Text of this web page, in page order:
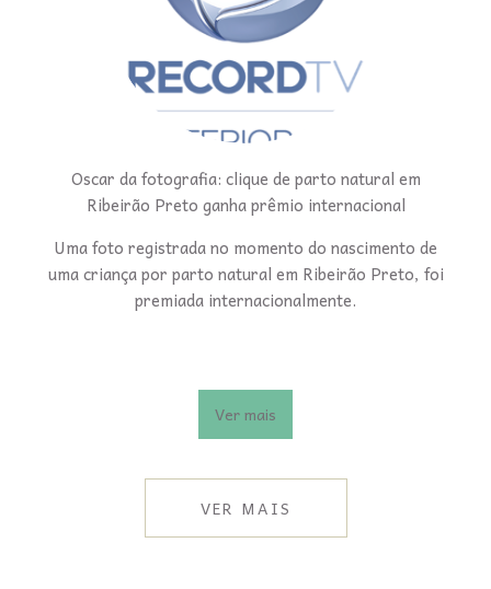
Oscar da fotografia: clique de parto natural em
Ribeirão Preto ganha prêmio internacional
Uma foto registrada no momento do nascimento de
uma criança por parto natural em Ribeirão Preto, foi
premiada internacionalmente.
Ver mais
VER MAIS